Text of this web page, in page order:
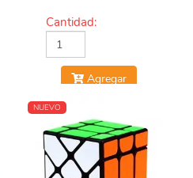
Cantidad:
Agregar
NUEVO